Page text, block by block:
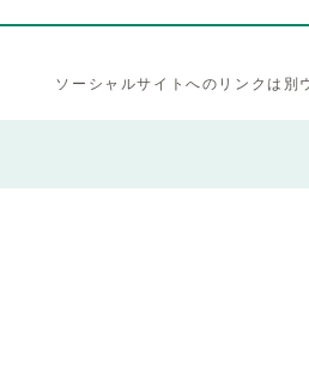
ソーシャルサイトへのリンクは別